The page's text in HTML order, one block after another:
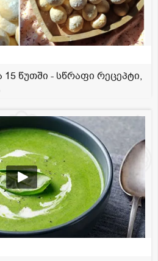
წუთში - სწრაფი რეცეპტი,